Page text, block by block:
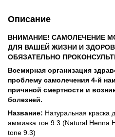
Описание
ВНИМАНИЕ! САМОЛЕЧЕНИЕ
ДЛЯ ВАШЕЙ ЖИЗНИ И
ОБЯЗАТЕЛЬНО
Всемирная организация
проблему самолечения 4-й
причиной смертности и
болезней.
Название: Натуральная краска
аммиака тон 9.3 (Natural Henna
tone 9.3)